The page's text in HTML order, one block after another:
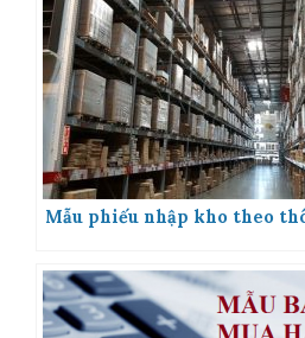
Mẫu phiếu nhập kho theo